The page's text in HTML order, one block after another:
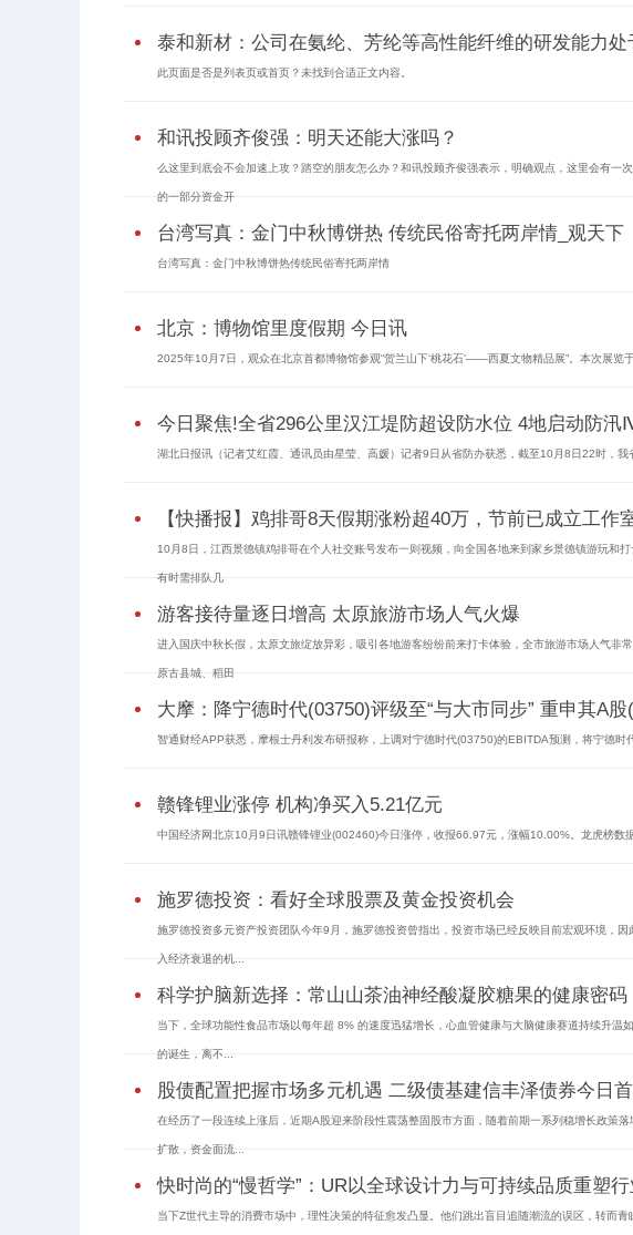
泰和新材：公司在氨纶、芳纶等高性能纤维的研发能力处
此页面是否是列表页或首页？未找到合适正文内容。
和讯投顾齐俊强：明天还能大涨吗？
么这里到底会不会加速上攻？踏空的朋友怎么办？和讯投顾齐俊强表示，明确观点，这里会有一
的一部分资金开
台湾写真：金门中秋博饼热 传统民俗寄托两岸情_观天下
台湾写真：金门中秋博饼热传统民俗寄托两岸情
北京：博物馆里度假期 今日讯
2025年10月7日，观众在北京首都博物馆参观“贺兰山下‘桃花石’——西夏文物精品展”。本次展
今日聚焦!全省296公里汉江堤防超设防水位 4地启动防
湖北日报讯（记者艾红霞、通讯员由星莹、高媛）记者9日从省防办获悉，截至10月8日22时，
【快播报】鸡排哥8天假期涨粉超40万，节前已成立工作
10月8日，江西景德镇鸡排哥在个人社交账号发布一则视频，向全国各地来到家乡景德镇游玩和
有时需排队几
游客接待量逐日增高 太原旅游市场人气火爆
进入国庆中秋长假，太原文旅绽放异彩，吸引各地游客纷纷前来打卡体验，全市旅游市场人气非
原古县城、稻田
大摩：降宁德时代(03750)评级至“与大市同步” 重申其A股
智通财经APP获悉，摩根士丹利发布研报称，上调对宁德时代(03750)的EBITDA预测，将宁德
赣锋锂业涨停 机构净买入5.21亿元
中国经济网北京10月9日讯赣锋锂业(002460)今日涨停，收报66.97元，涨幅10.00%。龙虎榜数
施罗德投资：看好全球股票及黄金投资机会
施罗德投资多元资产投资团队今年9月，施罗德投资曾指出，投资市场已经反映目前宏观环境，
入经济衰退的机...
科学护脑新选择：常山山茶油神经酸凝胶糖果的健康密码
当下，全球功能性食品市场以每年超 8% 的速度迅猛增长，心血管健康与大脑健康赛道持续升温
的诞生，离不...
股债配置把握市场多元机遇 二级债基建信丰泽债券今日
在经历了一段连续上涨后，近期A股迎来阶段性震荡整固股市方面，随着前期一系列稳增长政策
扩散，资金面流...
快时尚的“慢哲学”：UR以全球设计力与可持续品质重塑
当下Z世代主导的消费市场中，理性决策的特征愈发凸显。他们跳出盲目追随潮流的误区，转而